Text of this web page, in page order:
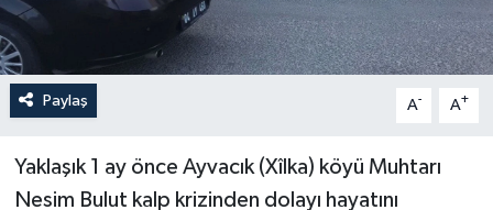
Paylaş A- A+
Yaklaşık 1 ay önce Ayvacık (Xîlka) köyü Muhtarı
Nesim Bulut kalp krizinden dolayı hayatını
Dünya
Eği̇ti̇m